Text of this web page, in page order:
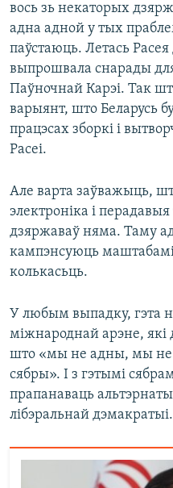
вось зь некаторых
адна адной у тых
паўстаюць. Летась
выпрошвала снарады
Паўночнай Карэі. Так
варыянт, што Беларусь
працэсах зборкі і
Расеі.
Але варта заўважыць,
электроніка і перадавыя
дзяржаваў няма. Таму
кампэнсуюць
колькасьць.
У любым выпадку, гэта
міжнароднай арэне, які
што «мы не адны, мы не
сябры». І з гэтымі
прапанаваць
лібэральнай дэмакратыі.